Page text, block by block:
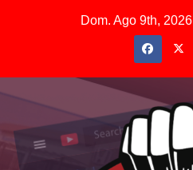
Dom. Ago 9th, 2026